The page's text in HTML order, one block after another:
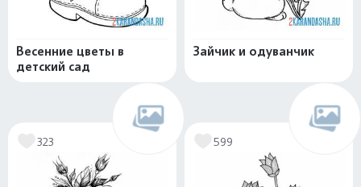
Весенние цветы в
детский сад
Зайчик и одуванчик
323 599